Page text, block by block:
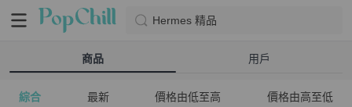
Hermes 精品
商品 用戶
綜合 最新 價格由低至高 價格由高至低